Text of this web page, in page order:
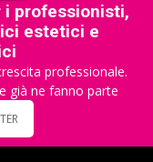
professionisti,
estetici e
professionale.
già ne fanno parte